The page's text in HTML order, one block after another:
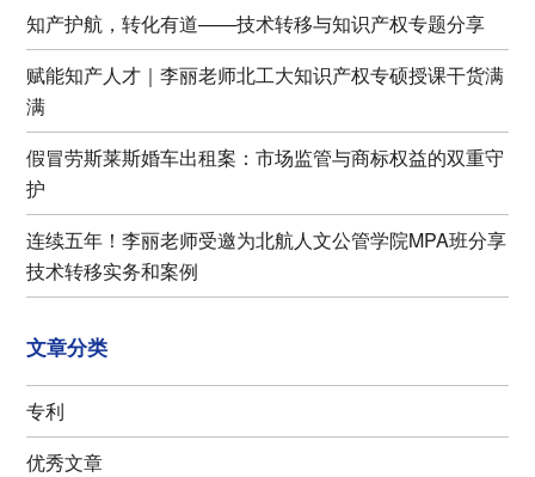
知产护航，转化有道——技术转移与知识产权专题分享
赋能知产人才｜李丽老师北工大知识产权专硕授课干货满
满
假冒劳斯莱斯婚车出租案：市场监管与商标权益的双重守
护
连续五年！李丽老师受邀为北航人文公管学院MPA班分享
技术转移实务和案例
文章分类
专利
优秀文章